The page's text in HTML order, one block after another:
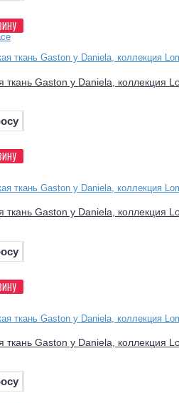
ткань Gaston y Daniela, коллекция
ткань Gaston y Daniela, коллекция
ткань Gaston y Daniela, коллекция